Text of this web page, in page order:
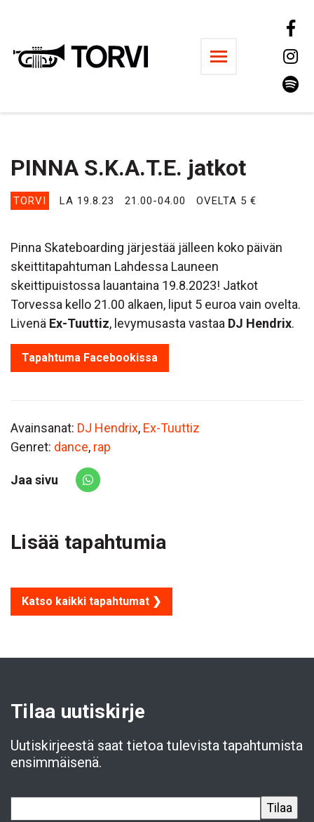
Ravintola Torvi
PINNA S.K.A.T.E. jatkot
TORVI LA 19.8.23 21.00-04.00 OVELTA 5 €
Pinna Skateboarding järjestää jälleen koko päivän
skeittitapahtuman Lahdessa Launeen
skeittipuistossa lauantaina 19.8.2023! Jatkot
Torvessa kello 21.00 alkaen, liput 5 euroa vain ovelta.
Livenä Ex-Tuuttiz, levymusasta vastaa DJ Hendrix.
Tapahtuma Facebookissa
Avainsanat: DJ Hendrix, Ex-Tuuttiz
Genret: dance, rap
Jaa sivu
Share via Whatsapp
Lisää tapahtumia
Katso kaikki tapahtumat ❯
Tilaa uutiskirje
Uutiskirjeestä saat tietoa tulevista tapahtumista
ensimmäisenä.